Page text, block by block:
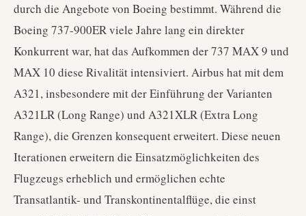
durch die Angebote von Boeing bestimmt. Während die
Boeing 737-900ER viele Jahre lang ein direkter
Konkurrent war, hat das Aufkommen der 737 MAX 9 und
MAX 10 diese Rivalität intensiviert. Airbus hat mit dem
A321, insbesondere mit der Einführung der Varianten
A321LR (Long Range) und A321XLR (Extra Long
Range), die Grenzen konsequent erweitert. Diese neuen
Iterationen erweitern die Einsatzmöglichkeiten des
Flugzeugs erheblich und ermöglichen echte
Transatlantik- und Transkontinentalflüge, die einst